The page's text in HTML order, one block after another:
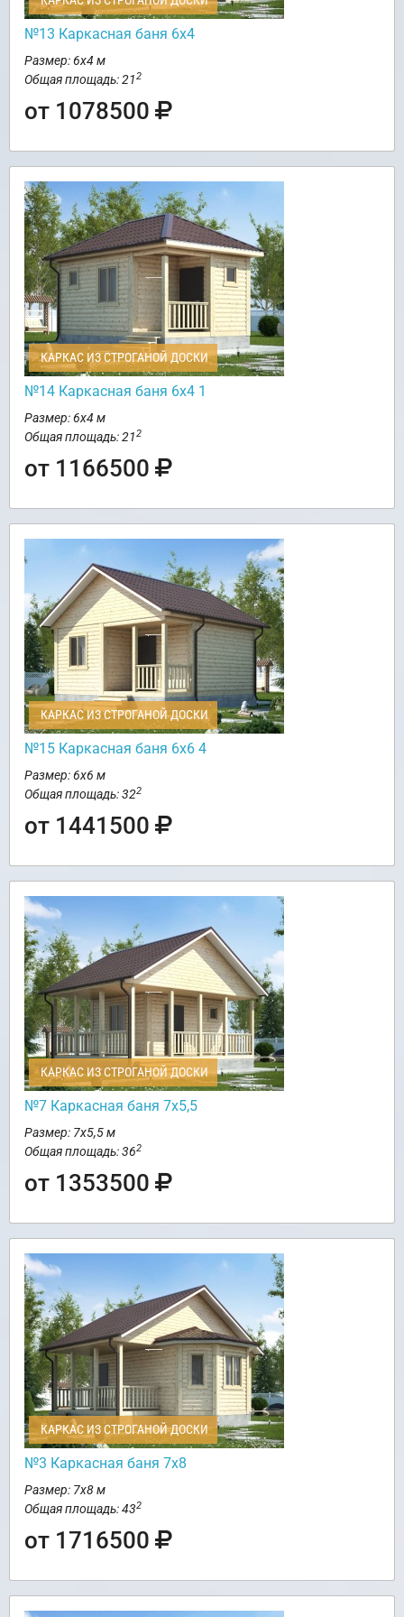
№13 Каркасная баня 6х4
Размер: 6х4 м
Общая площадь: 212
от 1078500
КАРКАС ИЗ СТРОГАНОЙ ДОСКИ
№14 Каркасная баня 6х4 1
Размер: 6х4 м
Общая площадь: 212
от 1166500
КАРКАС ИЗ СТРОГАНОЙ ДОСКИ
№15 Каркасная баня 6х6 4
Размер: 6х6 м
Общая площадь: 322
от 1441500
КАРКАС ИЗ СТРОГАНОЙ ДОСКИ
№7 Каркасная баня 7х5,5
Размер: 7х5,5 м
Общая площадь: 362
от 1353500
КАРКАС ИЗ СТРОГАНОЙ ДОСКИ
№3 Каркасная баня 7х8
Размер: 7х8 м
Общая площадь: 432
от 1716500